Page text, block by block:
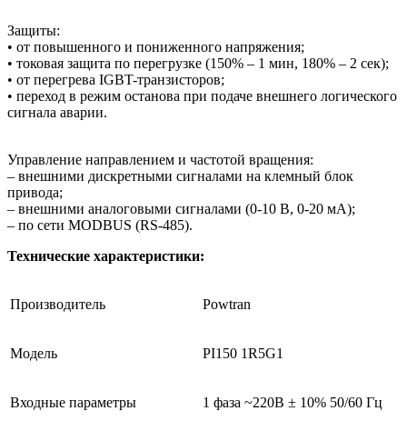
Защиты:
• от повышенного и пониженного напряжения;
• токовая защита по перегрузке (150% – 1 мин, 180% – 2 сек);
• от перегрева IGBT-транзисторов;
• переход в режим останова при подаче внешнего логического
сигнала аварии.
Управление направлением и частотой вращения:
– внешними дискретными сигналами на клемный блок
привода;
– внешними аналоговыми сигналами (0-10 В, 0-20 мА);
– по сети MODBUS (RS-485).
Технические характеристики:
Производитель Powtran
Модель PI150 1R5G1
Входные параметры 1 фаза ~220В ± 10% 50/60 Гц